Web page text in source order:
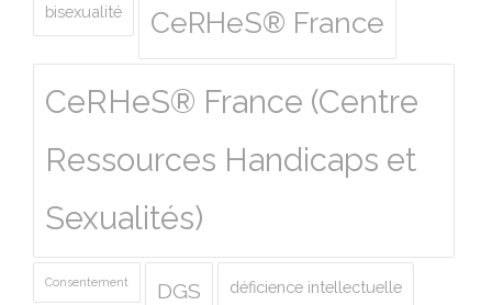
bisexualité CeRHeS® France
CeRHeS® France (Centre
Ressources Handicaps et
Sexualités)
Consentement DGS déficience intellectuelle